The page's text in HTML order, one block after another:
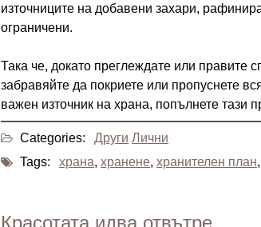
източниците на добавени захари,
ограничени.
Така че, докато преглеждате или правите
забравяйте да покриете или пропуснете
важен източник на храна, попълнете тази
Categories: Други Лични
Tags:
храна, хранене, хранителен план,
Красотата идва отвътре